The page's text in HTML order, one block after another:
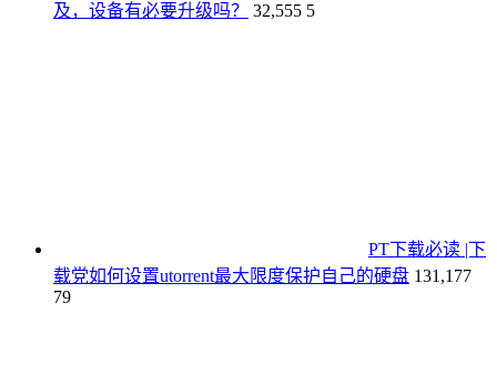
及，设备有必要升级吗？
32,555 5
PT下载必读 |下
载党如何设置utorrent最大限度保护自己的硬盘 131,177
79